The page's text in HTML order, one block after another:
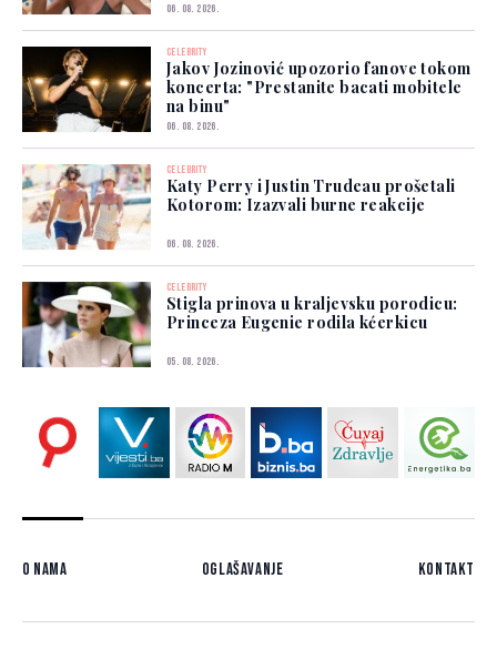
06. 08. 2026.
CELEBRITY
Jakov Jozinović upozorio fanove tokom
koncerta: "Prestanite bacati mobitele
na binu"
06. 08. 2026.
CELEBRITY
Katy Perry i Justin Trudeau prošetali
Kotorom: Izazvali burne reakcije
06. 08. 2026.
CELEBRITY
Stigla prinova u kraljevsku porodicu:
Princeza Eugenie rodila kćerkicu
05. 08. 2026.
O nama Oglašavanje Kontakt